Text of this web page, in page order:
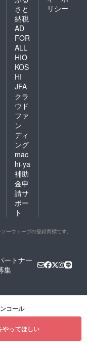
さと
納税
AD
FOR
ALL
HIO
KOS
HI
JFA
クラ
ウド
ファ
ン
ディ
ング
mac
hi-ya
補助
金申
請サ
ポー
ト
リシー
ーウェーブの登録商標です。
ートナー
集
コール
やってほしい